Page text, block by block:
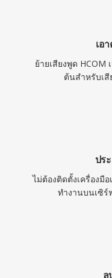
ใช้ทรัพยากรน้อยยั
เอ
ย้ายเสียงพูด
ต้นสำหรับเ
ปร
ไม่ต้องติดตั้งเครื่องมื
ทำงานบนเซิร์
ล